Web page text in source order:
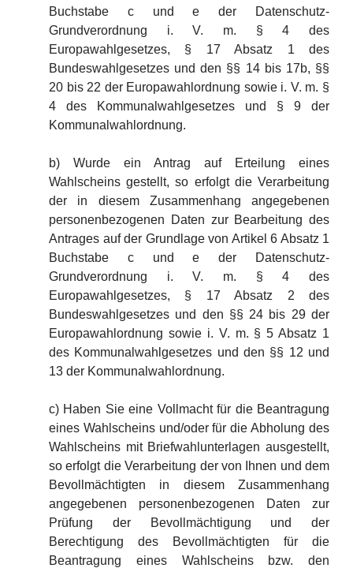
Buchstabe c und e der Datenschutz-
Grundverordnung i. V. m. § 4 des
Europawahlgesetzes, § 17 Absatz 1 des
Bundeswahlgesetzes und den §§ 14 bis 17b, §§
20 bis 22 der Europawahlordnung sowie i. V. m. §
4 des Kommunalwahlgesetzes und § 9 der
Kommunalwahlordnung.
b) Wurde ein Antrag auf Erteilung eines
Wahlscheins gestellt, so erfolgt die Verarbeitung
der in diesem Zusammenhang angegebenen
personenbezogenen Daten zur Bearbeitung des
Antrages auf der Grundlage von Artikel 6 Absatz 1
Buchstabe c und e der Datenschutz-
Grundverordnung i. V. m. § 4 des
Europawahlgesetzes, § 17 Absatz 2 des
Bundeswahlgesetzes und den §§ 24 bis 29 der
Europawahlordnung sowie i. V. m. § 5 Absatz 1
des Kommunalwahlgesetzes und den §§ 12 und
13 der Kommunalwahlordnung.
c) Haben Sie eine Vollmacht für die Beantragung
eines Wahlscheins und/oder für die Abholung des
Wahlscheins mit Briefwahlunterlagen ausgestellt,
so erfolgt die Verarbeitung der von Ihnen und dem
Bevollmächtigten in diesem Zusammenhang
angegebenen personenbezogenen Daten zur
Prüfung der Bevollmächtigung und der
Berechtigung des Bevollmächtigten für die
Beantragung eines Wahlscheins bzw. den